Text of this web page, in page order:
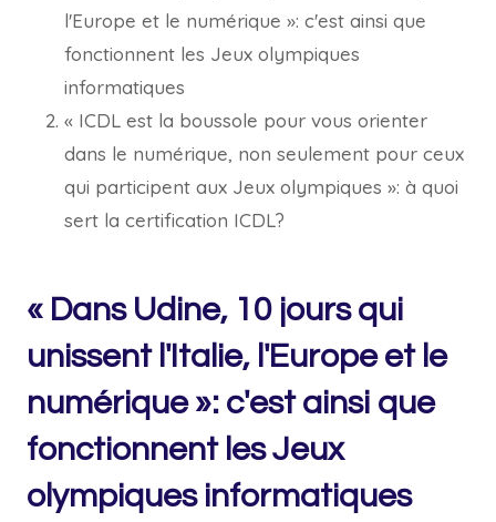
l'Europe et le numérique »: c'est ainsi que
fonctionnent les Jeux olympiques
informatiques
« ICDL est la boussole pour vous orienter
dans le numérique, non seulement pour ceux
qui participent aux Jeux olympiques »: à quoi
sert la certification ICDL?
« Dans Udine, 10 jours qui
unissent l'Italie, l'Europe et le
numérique »: c'est ainsi que
fonctionnent les Jeux
olympiques informatiques